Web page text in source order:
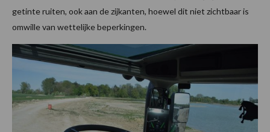
getinte ruiten, ook aan de zijkanten, hoewel dit niet zichtbaar is
omwille van wettelijke beperkingen.